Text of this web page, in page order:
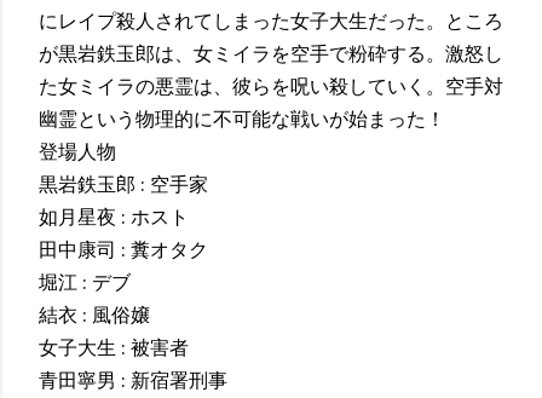
にレイプ殺人されてしまった女子大生だった。ところ
が黒岩鉄玉郎は、女ミイラを空手で粉砕する。激怒し
た女ミイラの悪霊は、彼らを呪い殺していく。空手対
幽霊という物理的に不可能な戦いが始まった！
登場人物
黒岩鉄玉郎 : 空手家
如月星夜 : ホスト
田中康司 : 糞オタク
堀江 : デブ
結衣 : 風俗嬢
女子大生 : 被害者
青田寧男 : 新宿署刑事